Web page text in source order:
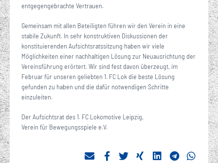
entgegengebrachte Vertrauen.
Gemeinsam mit allen Beteiligten führen wir den Verein in eine
stabile Zukunft. In sehr konstruktiven Diskussionen der
konstituierenden Aufsichtsratssitzung haben wir viele
Möglichkeiten einer nachhaltigen Lösung zur Neuausrichtung der
Vereinsführung erörtert. Wir sind fest davon überzeugt, im
Februar für unseren geliebten 1. FC Lok die beste Lösung
gefunden zu haben und die dafür notwendigen Schritte
einzuleiten.
Der Aufsichtsrat des 1. FC Lokomotive Leipzig,
Verein für Bewegungsspiele e.V.